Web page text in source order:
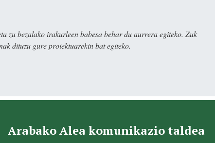
zu bezalako irakurleen babesa behar du aurrera egiteko. Zuk
dituzu gure proiektuarekin bat egiteko.
Arabako Alea komunikazio taldea